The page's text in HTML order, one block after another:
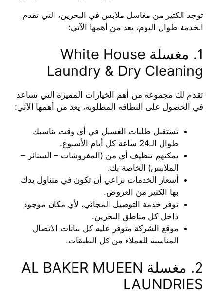
توجد الكثير من مغاسل ملابس في البحرين، التي تقدم
الخدمة طوال اليوم، يعد من أهمها الآتي:
1. مغسلة White House
Laundry & Dry Cleaning
تقدم لك مجموعة من أهم الخيارات المميزة التي تساعد
في الحصول على النظافة المطلوبة، يعد من أهمها الآتي:
تستقبل طلبات الغسيل في أي وقت يناسبك
طوال الـ24 ساعة كل أيام الأسبوع.
يمكنهم تنظيف أي من (المفروشات – الستائر –
الملابس) الخاصة بك.
أسعار الخدمات نراعي أن تكون في متناول يدك
بها الكثير من العروض.
توفر خدمة التوصيل المجاني، لأي مكان موجود
داخل كل مناطق البحرين.
موقع الشركة متوفر عليه كل بيانات الاتصال
المناسبة للعملاء من كل الطبقات.
2. مغسلة AL BAKER MUEEN
LAUNDRIES